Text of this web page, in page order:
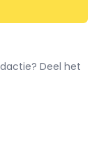
Deel het